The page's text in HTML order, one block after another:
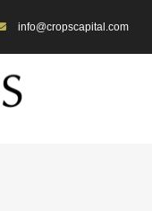
info@cropscapital.com